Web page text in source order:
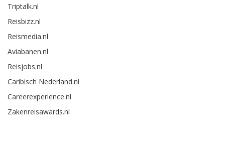
Triptalk.nl
Reisbizz.nl
Reismedia.nl
Aviabanen.nl
Reisjobs.nl
Caribisch Nederland.nl
Careerexperience.nl
Zakenreisawards.nl